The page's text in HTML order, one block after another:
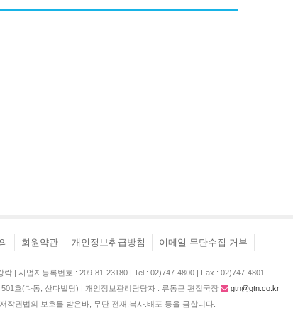
회원약관 개인정보취급방침 이메일 무단수집 거부
| 사업자등록번호 : 209-81-23180 | Tel : 02)747-4800 | Fax : 02)747-4801
호(다동, 산다빌딩) | 개인정보관리담당자 : 류동근 편집국장
gtn@gtn.co.kr
작권법의 보호를 받은바, 무단 전재.복사.배포 등을 금합니다.